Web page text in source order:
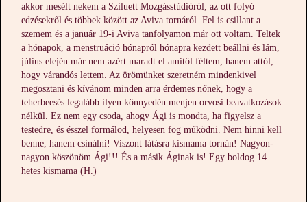
akkor mesélt nekem a Sziluett Mozgásstúdióról, az ott folyó
edzésekről és többek között az Aviva tornáról. Fel is csillant a
szemem és a január 19-i Aviva tanfolyamon már ott voltam. Teltek
a hónapok, a menstruáció hónapról hónapra kezdett beállni és lám,
július elején már nem azért maradt el amitől féltem, hanem attól,
hogy várandós lettem. Az örömünket szeretném mindenkivel
megosztani és kívánom minden arra érdemes nőnek, hogy a
teherbeesés legalább ilyen könnyedén menjen orvosi beavatkozások
nélkül. Ez nem egy csoda, ahogy Ági is mondta, ha figyelsz a
testedre, és ésszel formálod, helyesen fog működni. Nem hinni kell
benne, hanem csinálni! Viszont látásra kismama tornán! Nagyon-
nagyon köszönöm Ági!!! És a másik Áginak is! Egy boldog 14
hetes kismama (H.)